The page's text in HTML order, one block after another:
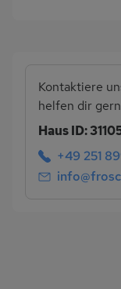
Kontaktiere
helfen dir
Haus ID:
+49 251